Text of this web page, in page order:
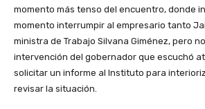
momento más tenso del encuentro, donde
momento interrumpir al empresario tanto
ministra de Trabajo Silvana Giménez, pero
intervención del gobernador que escuchó
solicitar un informe al Instituto para
revisar la situación.